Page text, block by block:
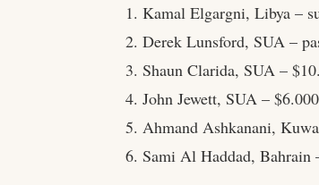
Kamal Elgargni, Libya –
Derek Lunsford, SUA –
Shaun Clarida, SUA –
John Jewett, SUA – $6.000
Ahmand Ashkanani,
Sami Al Haddad, Bahrain